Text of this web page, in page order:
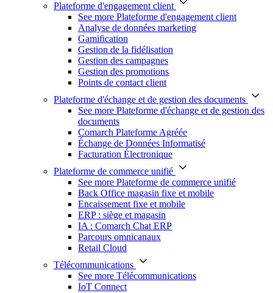
Plateforme d'engagement client
See more Plateforme d'engagement client
Analyse de données marketing
Gamification
Gestion de la fidélisation
Gestion des campagnes
Gestion des promotions
Points de contact client
Plateforme d'échange et de gestion des documents
See more Plateforme d'échange et de gestion des
documents
Comarch Plateforme Agréée
Échange de Données Informatisé
Facturation Électronique
Plateforme de commerce unifié
See more Plateforme de commerce unifié
Back Office magasin fixe et mobile
Encaissement fixe et mobile
ERP : siège et magasin
IA : Comarch Chat ERP
Parcours omnicanaux
Retail Cloud
Télécommunications
See more Télécommunications
IoT Connect